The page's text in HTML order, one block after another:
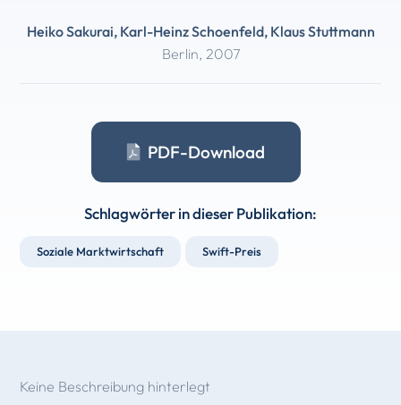
Heiko Sakurai, Karl-Heinz Schoenfeld, Klaus Stuttmann
Berlin, 2007
PDF-Download
Schlagwörter in dieser Publikation:
Soziale Marktwirtschaft Swift-Preis
Keine Beschreibung hinterlegt